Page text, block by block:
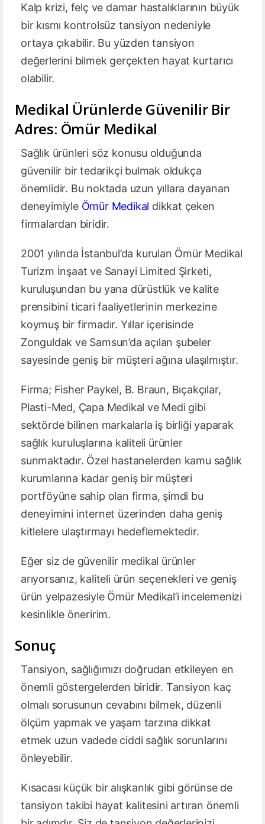
Kalp krizi, felç ve damar hastalıklarının büyük
bir kısmı kontrolsüz tansiyon nedeniyle
ortaya çıkabilir. Bu yüzden tansiyon
değerlerini bilmek gerçekten hayat kurtarıcı
olabilir.
Medikal Ürünlerde Güvenilir Bir
Adres: Ömür Medikal
Sağlık ürünleri söz konusu olduğunda
güvenilir bir tedarikçi bulmak oldukça
önemlidir. Bu noktada uzun yıllara dayanan
deneyimiyle Ömür Medikal dikkat çeken
firmalardan biridir.
2001 yılında İstanbul’da kurulan Ömür Medikal
Turizm İnşaat ve Sanayi Limited Şirketi,
kuruluşundan bu yana dürüstlük ve kalite
prensibini ticari faaliyetlerinin merkezine
koymuş bir firmadır. Yıllar içerisinde
Zonguldak ve Samsun’da açılan şubeler
sayesinde geniş bir müşteri ağına ulaşılmıştır.
Firma; Fisher Paykel, B. Braun, Bıçakçılar,
Plasti-Med, Çapa Medikal ve Medi gibi
sektörde bilinen markalarla iş birliği yaparak
sağlık kuruluşlarına kaliteli ürünler
sunmaktadır. Özel hastanelerden kamu sağlık
kurumlarına kadar geniş bir müşteri
portföyüne sahip olan firma, şimdi bu
deneyimini internet üzerinden daha geniş
kitlelere ulaştırmayı hedeflemektedir.
Eğer siz de güvenilir medikal ürünler
arıyorsanız, kaliteli ürün seçenekleri ve geniş
ürün yelpazesiyle Ömür Medikal’i incelemenizi
kesinlikle öneririm.
Sonuç
Tansiyon, sağlığımızı doğrudan etkileyen en
önemli göstergelerden biridir. Tansiyon kaç
olmalı sorusunun cevabını bilmek, düzenli
ölçüm yapmak ve yaşam tarzına dikkat
etmek uzun vadede ciddi sağlık sorunlarını
önleyebilir.
Kısacası küçük bir alışkanlık gibi görünse de
tansiyon takibi hayat kalitesini artıran önemli